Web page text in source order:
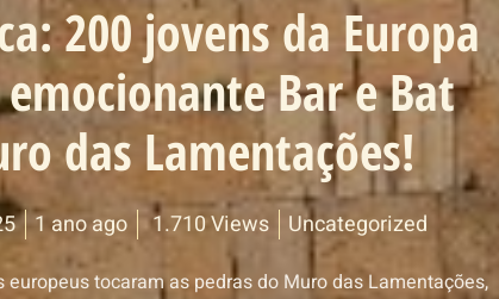
200 jovens da Europa
Bar e Bat
das Lamentações!
1 ano ago 1.710 Views Uncategorized
tocaram as pedras do Muro das Lamentações,